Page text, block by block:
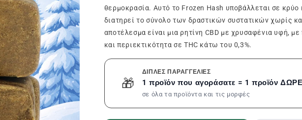
θερμοκρασία. Αυτό το Frozen Hash υποβάλλεται σε κρύο
διατηρεί το σύνολο των δραστικών συστατικών χωρίς
αποτέλεσμα είναι μια ρητίνη CBD με χρυσαφένια υφή, με
και περιεκτικότητα σε THC κάτω του 0,3%.
🎁
ΔΙΠΛΈΣ ΠΑΡΑΓΓΕΛΊΕΣ
1 προϊόν που αγοράσατε = 1 προϊόν
σε όλα τα προϊόντα και τις μορφές